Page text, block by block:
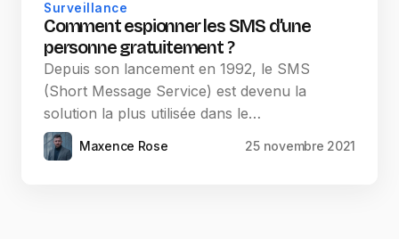
Surveillance
Comment espionner les SMS d’une
personne gratuitement ?
Depuis son lancement en 1992, le SMS
(Short Message Service) est devenu la
solution la plus utilisée dans le…
Maxence Rose 25 novembre 2021